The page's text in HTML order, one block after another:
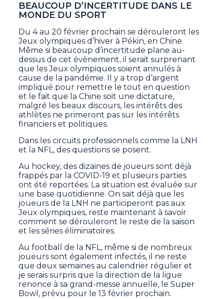
BEAUCOUP D’INCERTITUDE DANS LE
MONDE DU SPORT
Du 4 au 20 février prochain se dérouleront les
Jeux olympiques d’hiver à Pékin, en Chine.
Même si beaucoup d’incertitude plane au-
dessus de cet évènement, il serait surprenant
que les Jeux olympiques soient annulés à
cause de la pandémie. Il y a trop d’argent
impliqué pour remettre le tout en question
et le fait que la Chine soit une dictature,
malgré les beaux discours, les intérêts des
athlètes ne primeront pas sur les intérêts
financiers et politiques.
Dans les circuits professionnels comme la LNH
et la NFL, des questions se posent.
Au hockey, des dizaines de joueurs sont déjà
frappés par la COVID-19 et plusieurs parties
ont été reportées. La situation est évaluée sur
une base quotidienne. On sait déjà que les
joueurs de la LNH ne participeront pas aux
Jeux olympiques, reste maintenant à savoir
comment se dérouleront le reste de la saison
et les séries éliminatoires.
Au football de la NFL, même si de nombreux
joueurs sont également infectés, il ne reste
que deux semaines au calendrier régulier et
je serais surpris que la direction de la ligue
renonce à sa grand-messe annuelle, le Super
Bowl, prévu pour le 13 février prochain.